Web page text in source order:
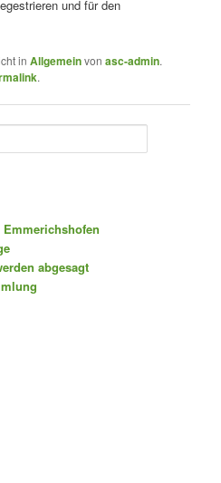
und für den
inAllgemeinvonasc-admin.
.
abgesagt